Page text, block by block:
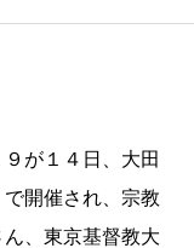
が１４日、大田
開催され、宗教
、東京基督教大